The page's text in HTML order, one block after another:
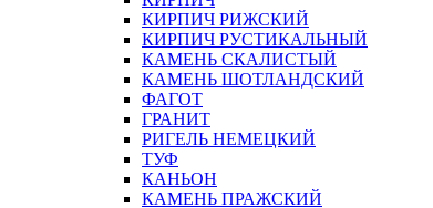
КИРПИЧ РИЖСКИЙ
КИРПИЧ РУСТИКАЛЬНЫЙ
КАМЕНЬ СКАЛИСТЫЙ
КАМЕНЬ ШОТЛАНДСКИЙ
ФАГОТ
ГРАНИТ
РИГЕЛЬ НЕМЕЦКИЙ
ТУФ
КАНЬОН
КАМЕНЬ ПРАЖСКИЙ